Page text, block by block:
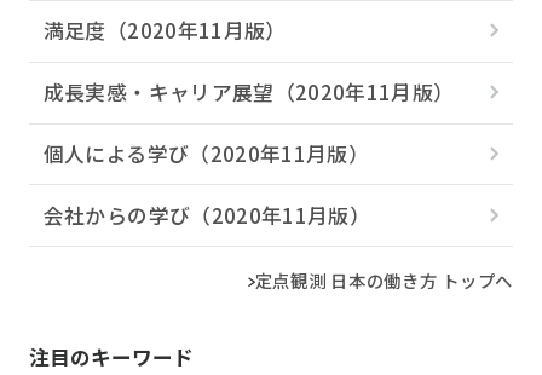
満足度（2020年11月版）
成長実感・キャリア展望（2020年11月版）
個人による学び（2020年11月版）
会社からの学び（2020年11月版）
定点観測 日本の働き方 トップへ
注目のキーワード